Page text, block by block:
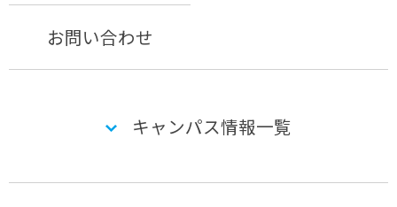
お問い合わせ
キャンパス情報一覧